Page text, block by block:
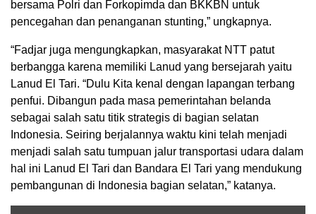
bersama Polri dan Forkopimda dan BKKBN untuk
pencegahan dan penanganan stunting,” ungkapnya.
“Fadjar juga mengungkapkan, masyarakat NTT patut
berbangga karena memiliki Lanud yang bersejarah yaitu
Lanud El Tari. “Dulu Kita kenal dengan lapangan terbang
penfui. Dibangun pada masa pemerintahan belanda
sebagai salah satu titik strategis di bagian selatan
Indonesia. Seiring berjalannya waktu kini telah menjadi
menjadi salah satu tumpuan jalur transportasi udara dalam
hal ini Lanud El Tari dan Bandara El Tari yang mendukung
pembangunan di Indonesia bagian selatan,” katanya.